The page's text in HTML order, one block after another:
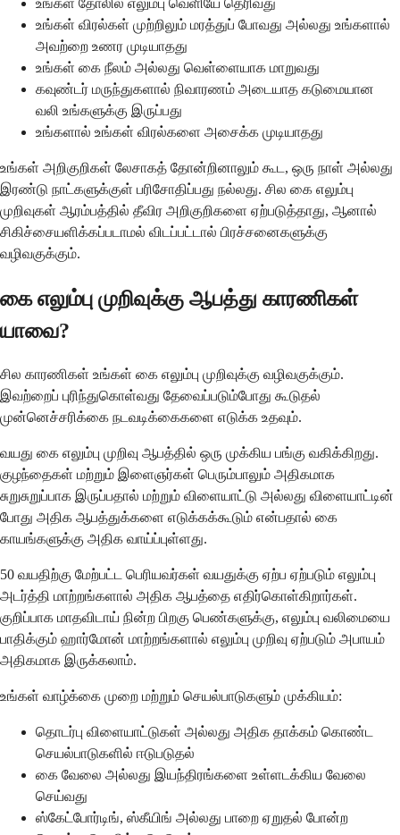
உங்கள் விரல்கள் முற்றிலும் மரத்துப் போவது அல்லது உங்களால்
அவற்றை உணர முடியாதது
உங்கள் கை நீலம் அல்லது வெள்ளையாக மாறுவது
கவுண்டர் மருந்துகளால் நிவாரணம் அடையாத கடுமையான
வலி உங்களுக்கு இருப்பது
உங்களால் உங்கள் விரல்களை அசைக்க முடியாதது
உங்கள் அறிகுறிகள் லேசாகத் தோன்றினாலும் கூட, ஒரு நாள் அல்லது
இரண்டு நாட்களுக்குள் பரிசோதிப்பது நல்லது. சில கை எலும்பு
முறிவுகள் ஆரம்பத்தில் தீவிர அறிகுறிகளை ஏற்படுத்தாது, ஆனால்
சிகிச்சையளிக்கப்படாமல் விடப்பட்டால் பிரச்சனைகளுக்கு
வழிவகுக்கும்.
கை எலும்பு முறிவுக்கு ஆபத்து காரணிகள்
யாவை?
சில காரணிகள் உங்கள் கை எலும்பு முறிவுக்கு வழிவகுக்கும்.
இவற்றைப் புரிந்துகொள்வது தேவைப்படும்போது கூடுதல்
முன்னெச்சரிக்கை நடவடிக்கைகளை எடுக்க உதவும்.
வயது கை எலும்பு முறிவு ஆபத்தில் ஒரு முக்கிய பங்கு வகிக்கிறது.
குழந்தைகள் மற்றும் இளைஞர்கள் பெரும்பாலும் அதிகமாக
சுறுசுறுப்பாக இருப்பதால் மற்றும் விளையாட்டு அல்லது விளையாட்டின்
போது அதிக ஆபத்துக்களை எடுக்கக்கூடும் என்பதால் கை
காயங்களுக்கு அதிக வாய்ப்புள்ளது.
50 வயதிற்கு மேற்பட்ட பெரியவர்கள் வயதுக்கு ஏற்ப ஏற்படும் எலும்பு
அடர்த்தி மாற்றங்களால் அதிக ஆபத்தை எதிர்கொள்கிறார்கள்.
குறிப்பாக மாதவிடாய் நின்ற பிறகு பெண்களுக்கு, எலும்பு வலிமையை
பாதிக்கும் ஹார்மோன் மாற்றங்களால் எலும்பு முறிவு ஏற்படும் அபாயம்
அதிகமாக இருக்கலாம்.
உங்கள் வாழ்க்கை முறை மற்றும் செயல்பாடுகளும் முக்கியம்:
தொடர்பு விளையாட்டுகள் அல்லது அதிக தாக்கம் கொண்ட
செயல்பாடுகளில் ஈடுபடுதல்
கை வேலை அல்லது இயந்திரங்களை உள்ளடக்கிய வேலை
செய்வது
ஸ்கேட்போர்டிங், ஸ்கீயிங் அல்லது பாறை ஏறுதல் போன்ற